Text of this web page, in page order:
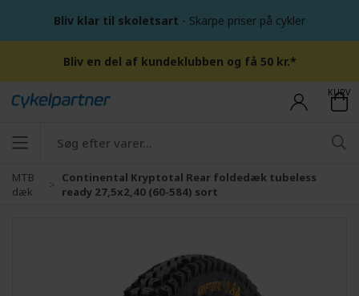
Bliv klar til skoletsart - Skarpe priser på cykler
Bliv en del af kundeklubben og få 50 kr.*
KURV
MTB
dæk
Continental Kryptotal Rear foldedæk tubeless
ready 27,5x2,40 (60-584) sort